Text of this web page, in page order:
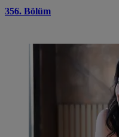
356. Bölüm